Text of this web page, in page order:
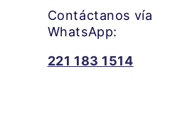
Contáctanos vía
WhatsApp:
221 183 1514